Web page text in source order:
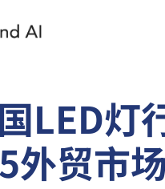
LED灯
外贸市